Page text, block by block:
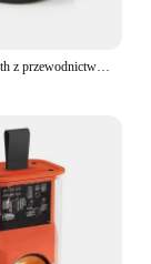
Głośnik Bluetooth z przewodnictwem kostnym Wibracje Stereo Audio Cyfrowe bezprzewodowe najmniejsze głośniki TWS Dropshipping Mini przenośny metal